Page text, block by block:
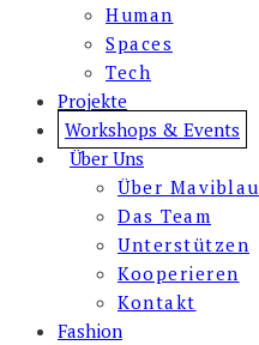
Human
Spaces
Tech
Projekte
Workshops & Events
Über Uns
Über Maviblau
Das Team
Unterstützen
Kooperieren
Kontakt
Fashion